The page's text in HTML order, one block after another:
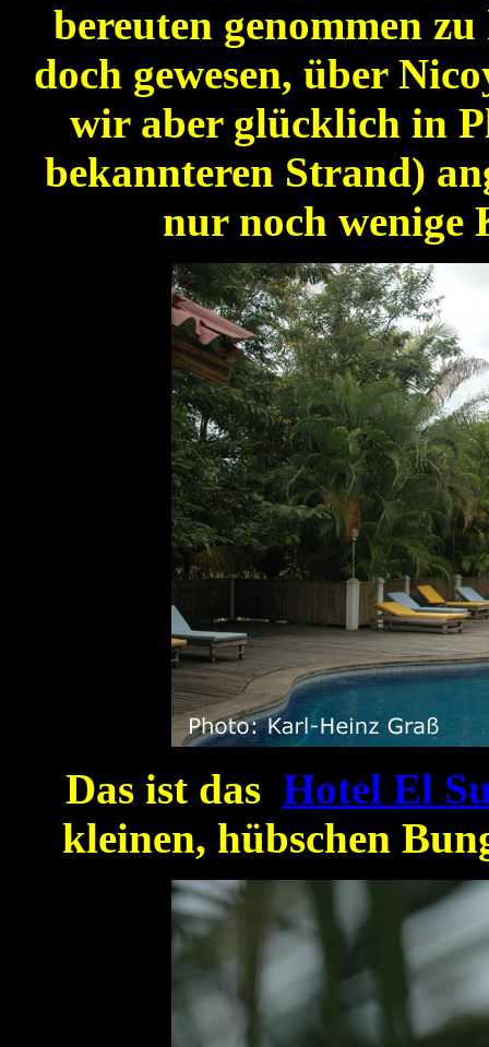
bereuten genommen
doch gewesen, über
wir aber glücklich in
bekannteren Strand)
nur noch wenige
Das ist das Hotel El
kleinen, hübschen